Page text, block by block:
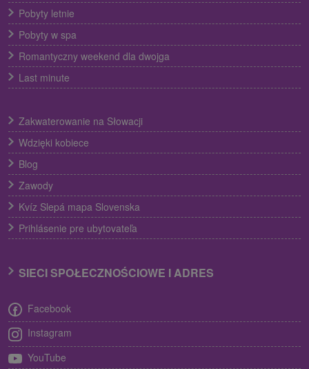
Pobyty letnie
Pobyty w spa
Romantyczny weekend dla dwojga
Last minute
Zakwaterowanie na Słowacji
Wdzięki kobiece
Blog
Zawody
Kvíz Slepá mapa Slovenska
Prihlásenie pre ubytovateľa
SIECI SPOŁECZNOŚCIOWE I ADRES
Facebook
Instagram
YouTube